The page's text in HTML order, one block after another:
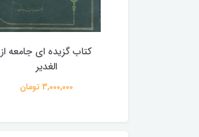
کتاب گزیده ای جامعه از
الغدیر
3,000,000 تومان